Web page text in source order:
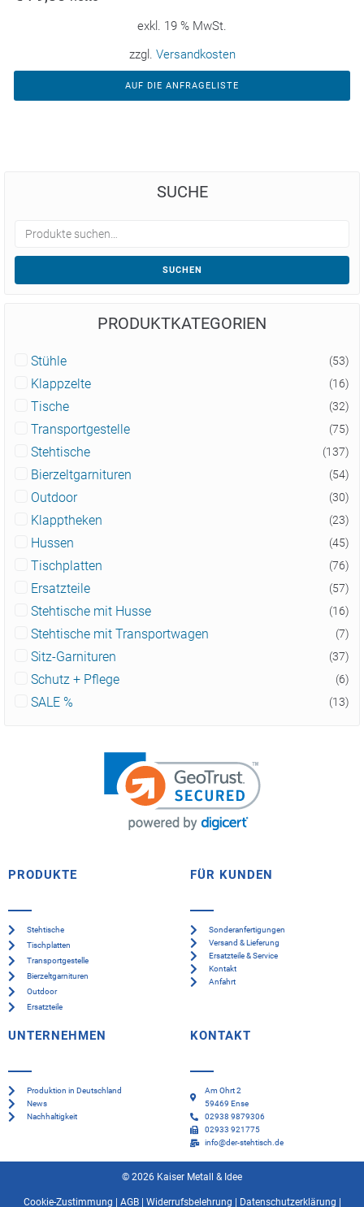
exkl. 19 % MwSt.
zzgl. Versandkosten
AUF DIE ANFRAGELISTE
SUCHE
SUCHEN
PRODUKTKATEGORIEN
Stühle (53)
Klappzelte (16)
Tische (32)
Transportgestelle (75)
Stehtische (137)
Bierzeltgarnituren (54)
Outdoor (30)
Klapptheken (23)
Hussen (45)
Tischplatten (76)
Ersatzteile (57)
Stehtische mit Husse (16)
Stehtische mit Transportwagen (7)
Sitz-Garnituren (37)
Schutz + Pflege (6)
SALE % (13)
PRODUKTE
Stehtische
Tischplatten
Transportgestelle
Bierzeltgarnituren
Outdoor
Ersatzteile
FÜR KUNDEN
Sonderanfertigungen
Versand & Lieferung
Ersatzteile & Service
Kontakt
Anfahrt
UNTERNEHMEN
Produktion in Deutschland
News
Nachhaltigkeit
KONTAKT
Am Ohrt 2
59469 Ense
02938 9879306
02933 921775
info@der-stehtisch.de
© 2026 Kaiser Metall & Idee
Cookie-Zustimmung AGB| Widerrufsbelehrung Datenschutzerklärung